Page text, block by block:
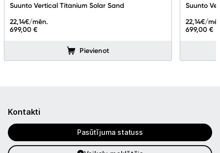
Suunto Vertical Titanium Solar Sand
699,00 €
22,14€/mēn.
Pievienot
Suunto
699,00 €
22,14€/
Kontakti
Pasūtījuma statuss